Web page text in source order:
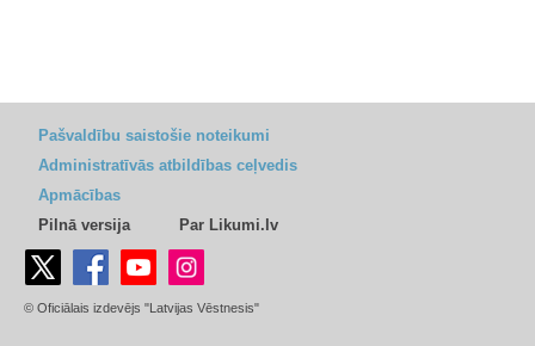
Pašvaldību saistošie noteikumi
Administratīvās atbildības ceļvedis
Apmācības
Pilnā versija
Par Likumi.lv
© Oficiālais izdevējs "Latvijas Vēstnesis"